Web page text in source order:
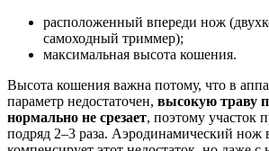
расположенный впереди нож
самоходный триммер);
максимальная высота кошения.
Высота кошения важна потому, что в
параметр недостаточен, высокую траву
нормально не срезает, поэтому участок
подряд 2–3 раза. Аэродинамический нож